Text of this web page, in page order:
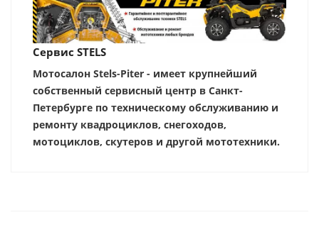
Сервис STELS
Мотосалон Stels-Piter - имеет крупнейший
собственный сервисный центр в Санкт-
Петербурге по техническому обслуживанию и
ремонту квадроциклов, снегоходов,
мотоциклов, скутеров и другой мототехники.